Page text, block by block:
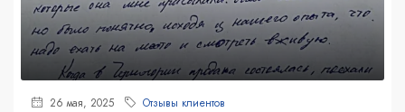
26 мая, 2025 Отзывы клиентов